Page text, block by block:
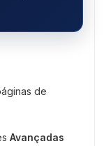
de
Avançadas